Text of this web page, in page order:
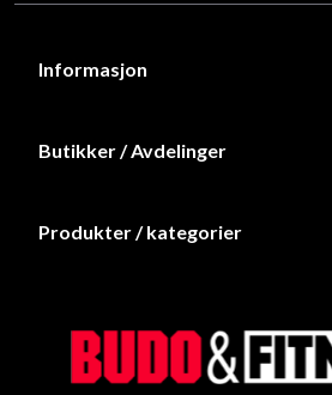
Informasjon
Butikker / Avdelinger
Produkter / kategorier